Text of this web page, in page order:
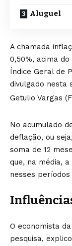
Aluguel
A chamada
0,50%, acima
Índice Geral de
divulgado nesta
Getulio Vargas
No acumulado
deflação, ou
soma de 12
que, na média,
nesses
O economista
pesquisa,